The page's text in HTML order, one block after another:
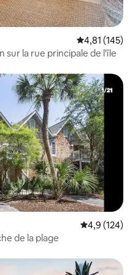
Note
4,81 (145)
sur la rue principale de l'île
Note
4,9 (124)
de la plage